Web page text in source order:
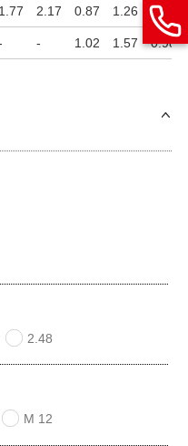
1.77 2.17 0.87 1.26 0.79
- 1.02 1.57 0.98
2.48
M 12